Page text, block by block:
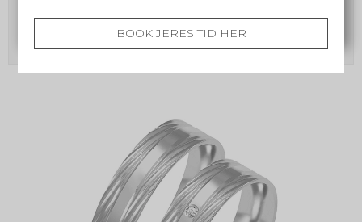
Vis produkt
BOOK JERES TID HER